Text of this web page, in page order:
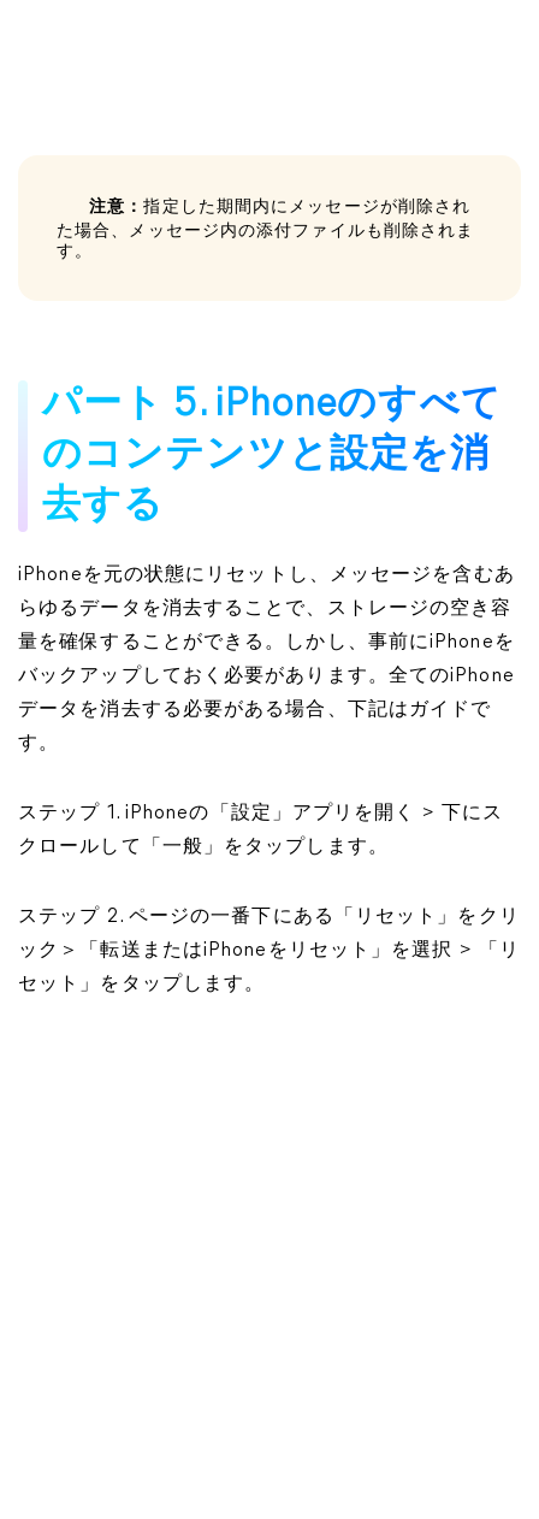
注意：指定した期間内にメッセージが削除され
た場合、メッセージ内の添付ファイルも削除されま
す。
パート 5. iPhoneのすべて
のコンテンツと設定を消
去する
iPhoneを元の状態にリセットし、メッセージを含むあ
らゆるデータを消去することで、ストレージの空き容
量を確保することができる。しかし、事前にiPhoneを
バックアップしておく必要があります。全てのiPhone
データを消去する必要がある場合、下記はガイドで
す。
ステップ 1. iPhoneの「設定」アプリを開く > 下にス
クロールして「一般」をタップします。
ステップ 2. ページの一番下にある「リセット」をクリ
ック＞「転送またはiPhoneをリセット」を選択 > 「リ
セット」をタップします。